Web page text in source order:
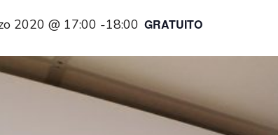
2020 @ 17:00 -18:00 GRATUITO